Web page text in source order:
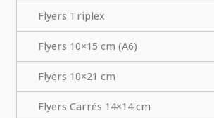
Flyers Triplex
Flyers 10×15 cm (A6)
Flyers 10×21 cm
Flyers Carrés 14×14 cm